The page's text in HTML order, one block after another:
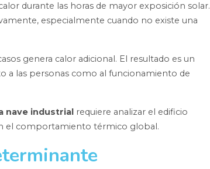
durante las horas de mayor exposición solar.
especialmente cuando no existe una
genera calor adicional. El resultado es un
a las personas como al funcionamiento de
nave industrial requiere analizar el edificio
el comportamiento térmico global.